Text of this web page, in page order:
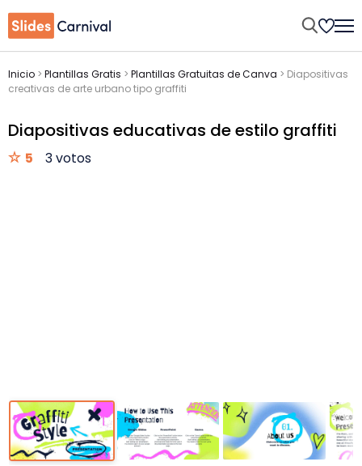
Inicio > Plantillas Gratis > Plantillas Gratuitas de Canva > Diapositivas
creativas de arte urbano tipo graffiti
Diapositivas educativas de estilo graffiti
5 3 votos